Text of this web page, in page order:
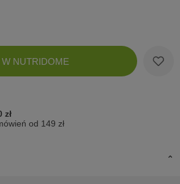
Zobacz
koszyk
W NUTRIDOME
zł
od 149 zł